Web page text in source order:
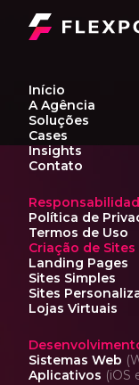
Início
A Agência
Soluções
Cases
Insights
Contato
Política de
Termos de Uso
Criação de Sites
Landing Pages
Sites Simples
Sites
Lojas Virtuais
Sistemas Web
Aplicativos (iOS